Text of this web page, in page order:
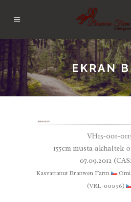
EKRAN
VH15-001-
155cm musta akhaltek
07.09.2012
Kasvattanut Branwen Farm
(VRL-00096)